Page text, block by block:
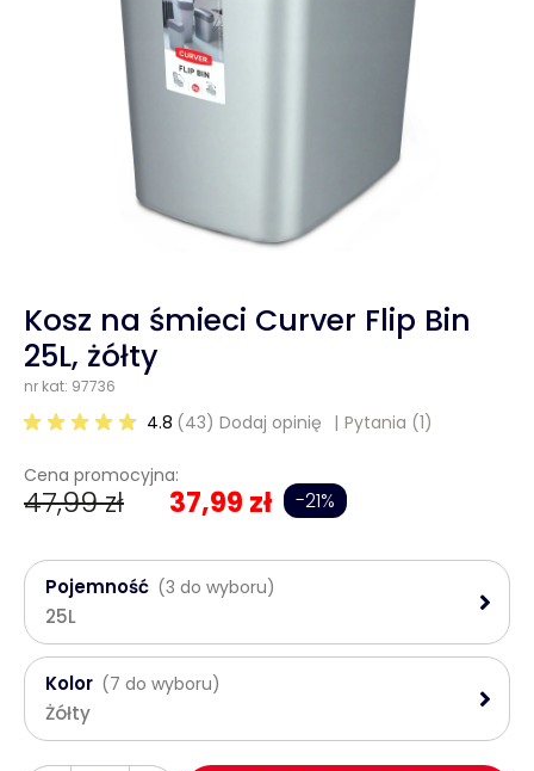
Kosz na śmieci Curver Flip Bin
25L, żółty
nr kat: 97736
4.8 (43) Dodaj opinię Pytania (1)
Cena promocyjna:
47,99 zł 37,99 zł -21%
Pojemność (3 do wyboru)
25L
Kolor (7 do wyboru)
Żółty